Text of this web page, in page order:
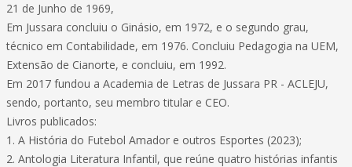
21 de Junho de 1969,
Em Jussara concluiu o Ginásio, em 1972, e o segundo grau,
técnico em Contabilidade, em 1976. Concluiu Pedagogia na UEM,
Extensão de Cianorte, e concluiu, em 1992.
Em 2017 fundou a Academia de Letras de Jussara PR - ACLEJU,
sendo, portanto, seu membro titular e CEO.
Livros publicados:
1. A História do Futebol Amador e outros Esportes (2023);
2. Antologia Literatura Infantil, que reúne quatro histórias infantis